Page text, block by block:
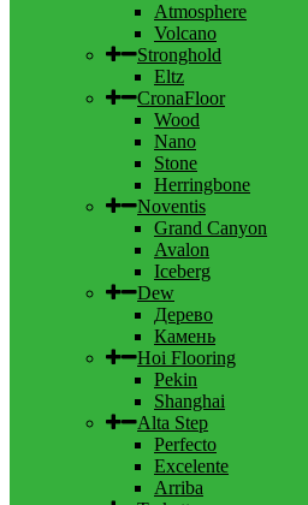
Atmosphere
Volcano
Stronghold
Eltz
CronaFloor
Wood
Nano
Stone
Herringbone
Noventis
Grand Canyon
Avalon
Iceberg
Dew
Дерево
Камень
Hoi Flooring
Pekin
Shanghai
Alta Step
Perfecto
Excelente
Arriba